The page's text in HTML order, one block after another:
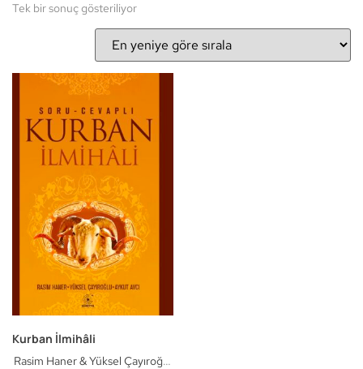
Tek bir sonuç gösteriliyor
Kurban İlmihâli
Rasim Haner & Yüksel Çayıroğlu